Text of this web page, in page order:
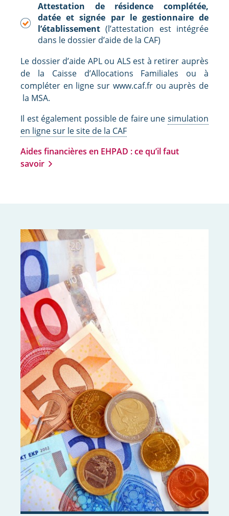
Attestation de résidence complétée,
datée et signée par le gestionnaire de
l’établissement(l’attestation est intégrée
dans le dossier d’aide de la CAF)
Le dossier d’aide APL ou ALS est à retirer auprès
de la Caisse d’Allocations Familiales ou à
compléter en ligne sur www.caf.fr ou auprès de
la MSA.
Il est également possible de faire une simulation
en ligne sur le site de la CAF
Aides financières en EHPAD : ce qu’il faut
savoir